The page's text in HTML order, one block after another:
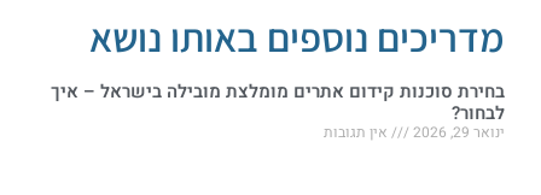
מדריכים נוספים באותו נושא
בחירת סוכנות קידום אתרים מומלצת מובילה בישראל – איך
לבחור?
ינואר 29, 2026 אין תגובות